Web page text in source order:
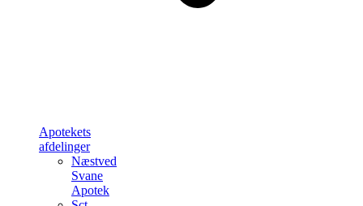
Apotekets
afdelinger
Næstved
Svane
Apotek